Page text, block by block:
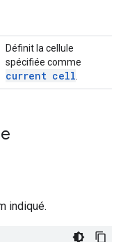
Définit la cellule
spécifiée comme
current cell
indiqué.